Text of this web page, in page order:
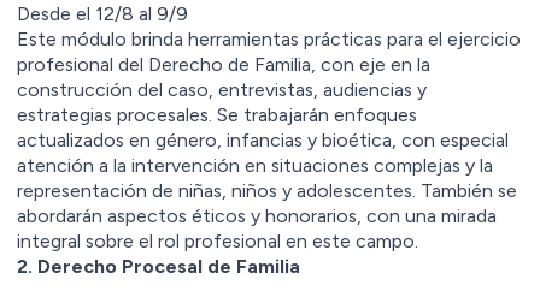
Desde el 12/8 al 9/9
Este módulo brinda herramientas prácticas para el ejercicio
profesional del Derecho de Familia, con eje en la
construcción del caso, entrevistas, audiencias y
estrategias procesales. Se trabajarán enfoques
actualizados en género, infancias y bioética, con especial
atención a la intervención en situaciones complejas y la
representación de niñas, niños y adolescentes. También se
abordarán aspectos éticos y honorarios, con una mirada
integral sobre el rol profesional en este campo.
2.⁠ ⁠Derecho Procesal de Familia